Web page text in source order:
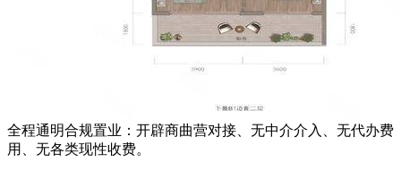
全程通明合规置业：开辟商曲营对接、无中介介入、无代办费
用、无各类现性收费。